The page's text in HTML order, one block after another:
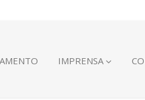
IMPRENSA